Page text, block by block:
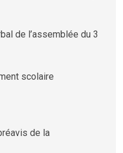
de l’assemblée du 3
scolaire
de la